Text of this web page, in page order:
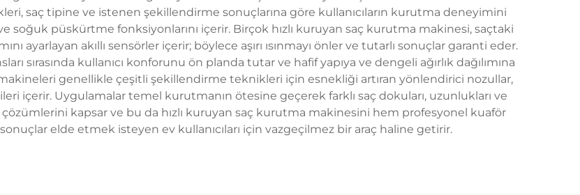
saç tipine ve istenen şekillendirme sonuçlarına göre kullanıcıların kurutma deneyimini
soğuk püskürtme fonksiyonlarını içerir. Birçok hızlı kuruyan saç kurutma makinesi, saçtaki
ayarlayan akıllı sensörler içerir; böylece aşırı ısınmayı önler ve tutarlı sonuçlar garanti eder.
sırasında kullanıcı konforunu ön planda tutar ve hafif yapıya ve dengeli ağırlık dağılımına
genellikle çeşitli şekillendirme teknikleri için esnekliği artıran yönlendirici nozullar,
içerir. Uygulamalar temel kurutmanın ötesine geçerek farklı saç dokuları, uzunlukları ve
kapsar ve bu da hızlı kuruyan saç kurutma makinesini hem profesyonel kuaför
elde etmek isteyen ev kullanıcıları için vazgeçilmez bir araç haline getirir.